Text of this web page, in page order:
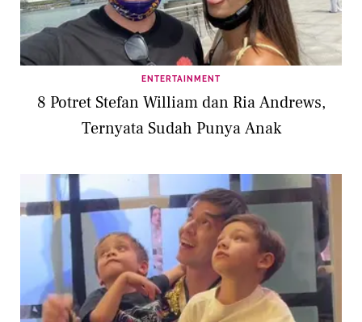
ENTERTAINMENT
8 Potret Stefan William dan Ria Andrews,
Ternyata Sudah Punya Anak